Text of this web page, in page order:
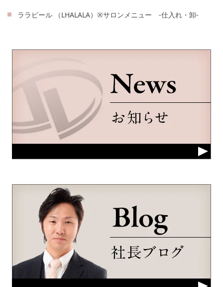
ララピール （LHALALA）※サロンメニュー -仕入れ・卸-